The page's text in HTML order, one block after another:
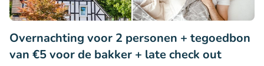
Overnachting voor 2 personen + tegoedbon
van €5 voor de bakker + late check out